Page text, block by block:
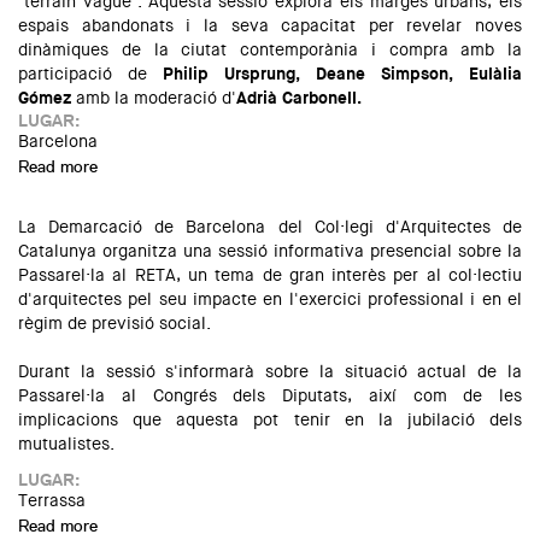
espais abandonats i la seva capacitat per revelar noves
dinàmiques de la ciutat contemporània i compra amb la
participació de Philip Ursprung, Deane Simpson, Eulàlia
Gómez amb la moderació d'Adrià Carbonell.
LUGAR:
Barcelona
Read more
La Demarcació de Barcelona del Col·legi d'Arquitectes de
Catalunya organitza una sessió informativa presencial sobre la
Passarel·la al RETA, un tema de gran interès per al col·lectiu
d'arquitectes pel seu impacte en l'exercici professional i en el
règim de previsió social.
Durant la sessió s'informarà sobre la situació actual de la
Passarel·la al Congrés dels Diputats, així com de les
implicacions que aquesta pot tenir en la jubilació dels
mutualistes.
LUGAR:
Terrassa
Read more